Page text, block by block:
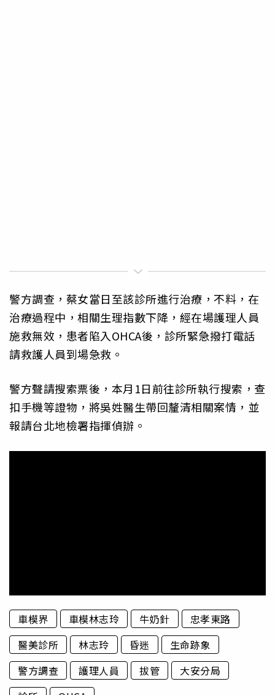
警方調查，蔡女當日至該診所進行治療，不料，在
治療過程中，相關生理指數下降，經在場護理人員
施救無效，患者陷入OHCA後，診所緊急撥打電話
請救護人員到場急救。
警方聲請搜索票後，本月1日前往診所執行搜索，查
扣手機等證物，將吳姓醫生帶回釐清相關案情，並
報請台北地檢署指揮偵辦。
車模界 車模林志玲 牛奶針
忠孝東路
醫美診所
林志玲 昏迷
生命跡象
警方調查
護理人員 拔管
大安分局